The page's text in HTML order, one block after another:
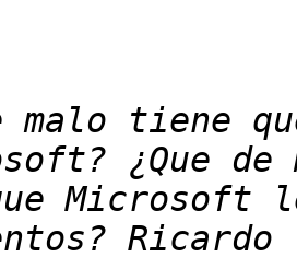
malo tiene
Microsoft